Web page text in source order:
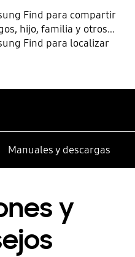
Find para compartir
hijo, familia y otros
Find para localizar
Manuales y descargas
y